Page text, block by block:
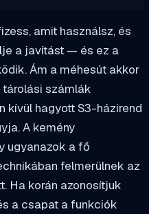
amit használsz, és
a javítást — és ez a
Ám a méhesút akkor
tárolási számlák
kívül hagyott S3-házirend
A kemény
ugyanazok a fő
felmerülnek az
Ha korán azonosítjuk
a csapat a funkciók